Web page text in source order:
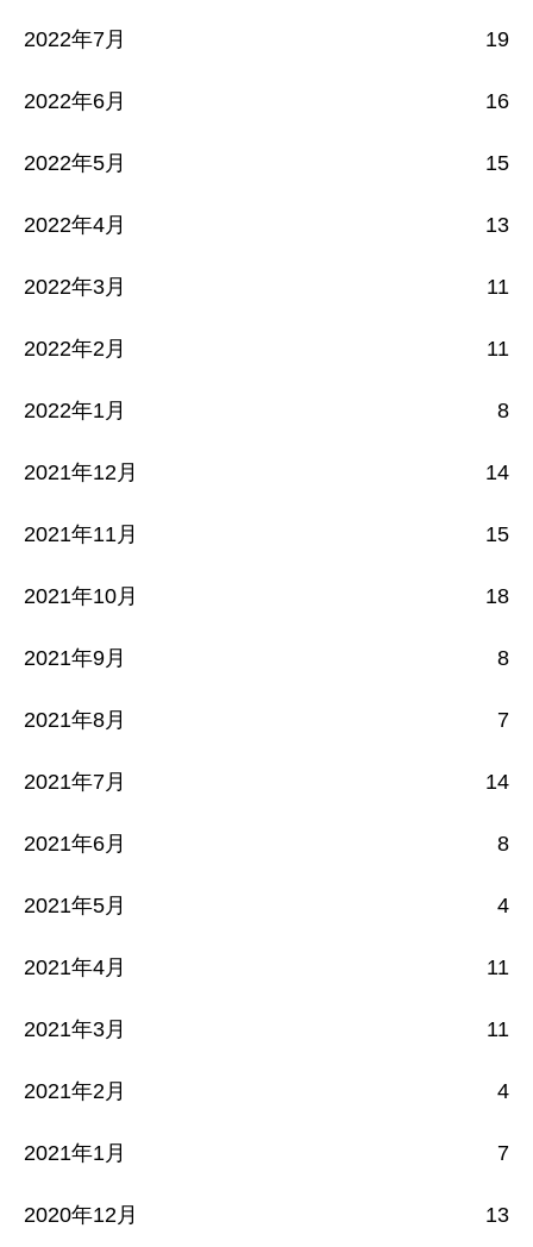
2022年7月 19
2022年6月 16
2022年5月 15
2022年4月 13
2022年3月 11
2022年2月 11
2022年1月 8
2021年12月 14
2021年11月 15
2021年10月 18
2021年9月 8
2021年8月 7
2021年7月 14
2021年6月 8
2021年5月 4
2021年4月 11
2021年3月 11
2021年2月 4
2021年1月 7
2020年12月 13